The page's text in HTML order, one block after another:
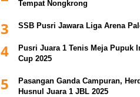
Tempat Nongkrong
3 SSB Pusri Jawara Liga Arena
4
Pusri Juara 1 Tenis Meja Pupuk
Cup 2025
5
Pasangan Ganda Campuran,
Husnul Juara 1 JBL 2025